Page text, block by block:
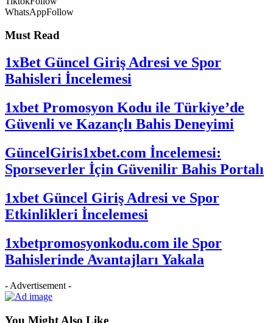
WhatsAppFollow
Must Read
1xBet Güncel Giriş Adresi ve Spor
Bahisleri İncelemesi
1xbet Promosyon Kodu ile Türkiye’de
Güvenli ve Kazançlı Bahis Deneyimi
GüncelGiris1xbet.com İncelemesi:
Sporseverler İçin Güvenilir Bahis Portalı
1xbet Güncel Giriş Adresi ve Spor
Etkinlikleri İncelemesi
1xbetpromosyonkodu.com ile Spor
Bahislerinde Avantajları Yakala
- Advertisement -
You Might Also Like